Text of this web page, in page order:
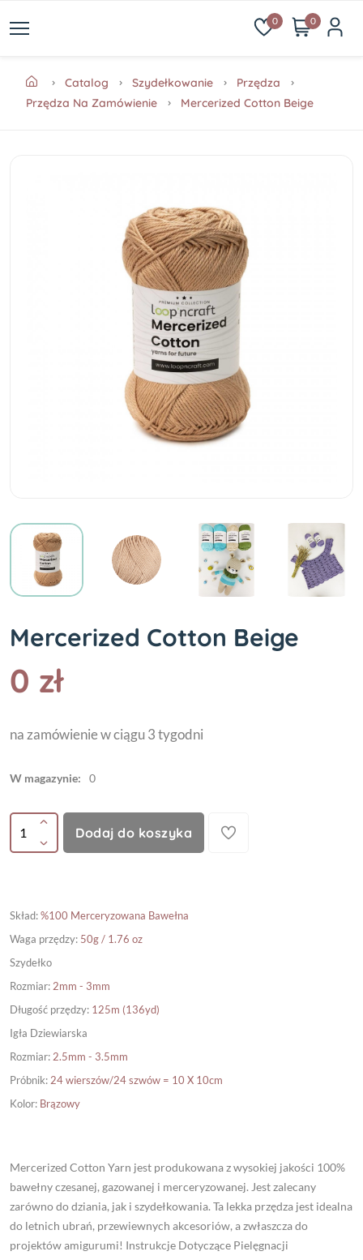
0 0
Catalog Szydełkowanie
Przędza
Przędza Na Zamówienie
Mercerized Cotton Beige
Mercerized Cotton Beige
0 zł
na zamówienie w ciągu 3 tygodni
W magazynie: 0
Dodaj do koszyka
Skład:%100 Merceryzowana Bawełna
Waga przędzy: 50g / 1.76 oz
Szydełko
Rozmiar: 2mm - 3mm
Długość przędzy: 125m (136yd)
Igła Dziewiarska
Rozmiar: 2.5mm - 3.5mm
Próbnik: 24 wierszów/24 szwów = 10 X 10cm
Kolor: Brązowy
Mercerized Cotton Yarn jest produkowana z wysokiej jakości 100%
bawełny czesanej, gazowanej i merceryzowanej. Jest zalecany
zarówno do dziania, jak i szydełkowania. Ta lekka przędza jest idealna
do letnich ubrań, przewiewnych akcesoriów, a zwłaszcza do
projektów amigurumi! Instrukcje Dotyczące Pielęgnacji